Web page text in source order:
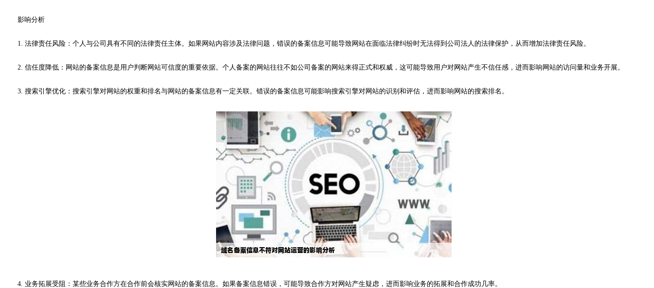
影响分析
1. 法律责任风险：个人与公司具有不同的法律责任主体。如果网站内容涉及法律问题，错误的备案信息可能导致网站在面临法律纠纷时无法得到公司法人的法律保护，从而增加法律责任风险。
2. 信任度降低：网站的备案信息是用户判断网站可信度的重要依据。个人备案的网站往往不如公司备案的网站来得正式和权威，这可能导致用户对网站产生不信任感，进而影响网站的访问量和业务开展。
3. 搜索引擎优化：搜索引擎对网站的权重和排名与网站的备案信息有一定关联。错误的备案信息可能影响搜索引擎对网站的识别和评估，进而影响网站的搜索排名。
4. 业务拓展受阻：某些业务合作方在合作前会核实网站的备案信息。如果备案信息错误，可能导致合作方对网站产生疑虑，进而影响业务的拓展和合作成功几率。